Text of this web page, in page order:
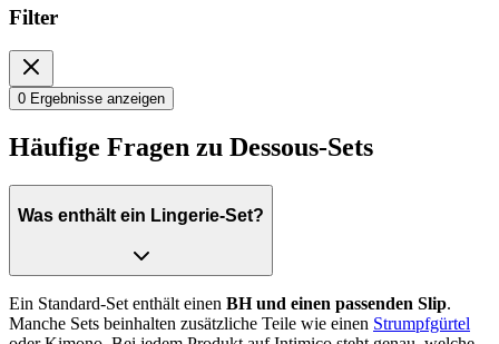
Filter
0 Ergebnisse anzeigen
Häufige Fragen zu Dessous-Sets
Was enthält ein Lingerie-Set?
Ein Standard-Set enthält einen BH und einen passenden Slip.
Manche Sets beinhalten zusätzliche Teile wie einen Strumpfgürtel